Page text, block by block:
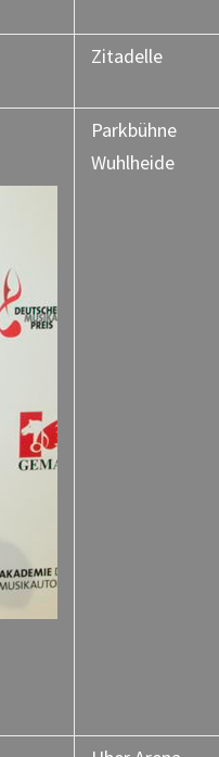
Zitadelle
Parkbühne
Wuhlheide